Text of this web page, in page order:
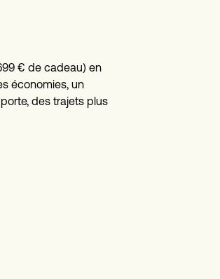
€ de cadeau) en
économies, un
des trajets plus